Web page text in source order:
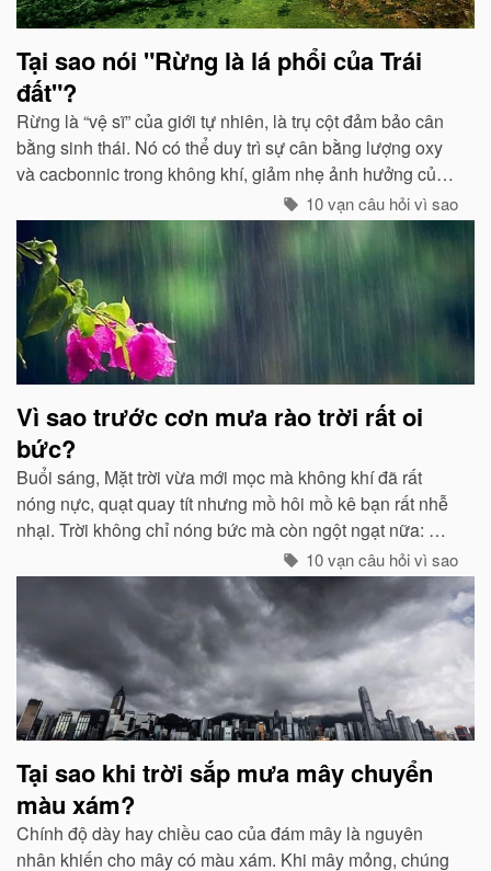
Tại sao nói "Rừng là lá phổi của Trái
đất"?
Rừng là “vệ sĩ” của giới tự nhiên, là trụ cột đảm bảo cân
bằng sinh thái. Nó có thể duy trì sự cân bằng lượng oxy
và cacbonnic trong không khí, giảm nhẹ ảnh hưởng của
các chất thải, khí độc gây nên ô nhiễm, làm trong sạch
môi trường...
10 vạn câu hỏi vì sao
Vì sao trước cơn mưa rào trời rất oi
bức?
Buổi sáng, Mặt trời vừa mới mọc mà không khí đã rất
nóng nực, quạt quay tít nhưng mồ hôi mồ kê bạn rất nhễ
nhại. Trời không chỉ nóng bức mà còn ngột ngạt nữa: Đó
chính là dấu hiệu bắt đẩu của một cơn mưa rào...
10 vạn câu hỏi vì sao
Tại sao khi trời sắp mưa mây chuyển
màu xám?
Chính độ dày hay chiều cao của đám mây là nguyên
nhân khiến cho mây có màu xám. Khi mây mỏng, chúng